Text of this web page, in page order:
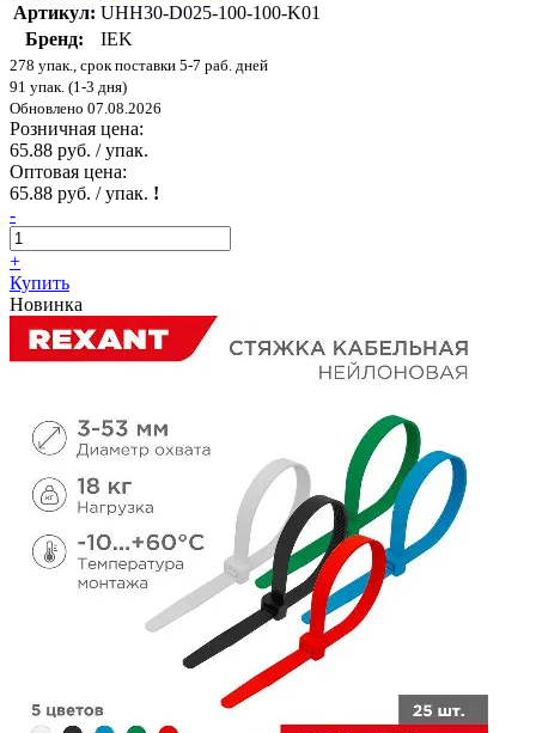
Артикул: UHH30-D025-100-100-K01
Бренд:
IEK
278 упак., срок поставки 5-7 раб. дней
91 упак. (1-3 дня)
Обновлено 07.08.2026
Розничная цена:
65.88 руб. / упак.
Оптовая цена:
65.88 руб. / упак. !
-
+
Купить
Новинка